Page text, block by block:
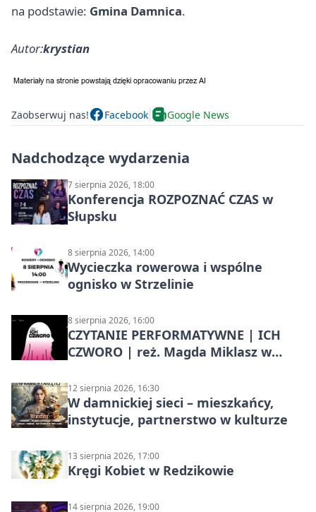
na podstawie: Gmina Damnica.
Autor:krystian
Zaobserwuj nas! Facebook Google News
Nadchodzące wydarzenia
7 sierpnia 2026, 18:00
Konferencja ROZPOZNAĆ CZAS w
Słupsku
8 sierpnia 2026, 14:00
Wycieczka rowerowa i wspólne
ognisko w Strzelinie
8 sierpnia 2026, 16:00
CZYTANIE PERFORMATYWNE | ICH
CZWORO | reż. Magda Miklasz w
12 sierpnia 2026, 16:30
W damnickiej sieci – mieszkańcy,
instytucje, partnerstwo w kulturze
13 sierpnia 2026, 17:00
Kręgi Kobiet w Redzikowie
14 sierpnia 2026, 19:00